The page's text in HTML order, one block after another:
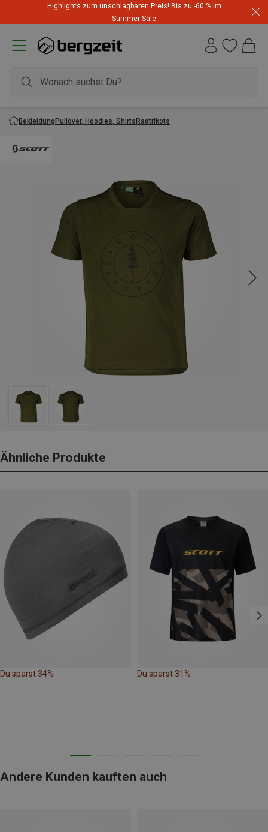
Highlights zum unschlagbaren Preis! Bis zu -60 % im
Summer Sale
BekleidungPullover, Hoodies, ShirtsRadtrikots
Ähnliche Produkte
Du sparst 34% Du sparst 31%
Andere Kunden kauften auch